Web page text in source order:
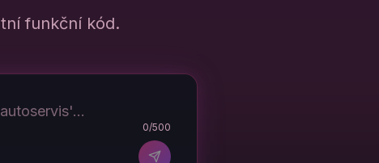
funkční kód.
0/500